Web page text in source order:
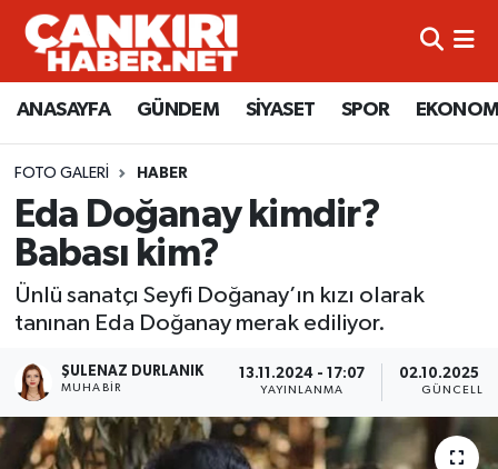
ANASAYFA GÜNDEM SİYASET SPOR
FOTO GALERI HABER
Eda Doğanay kimdir?
Babası kim?
Ünlü sanatçı Seyfi Doğanay’ın kızı olarak
tanınan Eda Doğanay merak ediliyor.
ŞULENAZ DURLANIK
MUHABIR
13.11.2024 - 17:07
YAYINLANMA
02.10.2025 -
ANASAYFA
GÜNDEM
SİYASET
SPOR
EKONOMİ
EĞİTİM
RESMİ İLANLAR
Künye
İletişim
Gizlilik Sözleşmesi
BİYOGRAFİLER
EKONOMİ
GENEL
GÜNDEM
Merkez Hava Durumu
Merkez Trafik Yoğunluk Haritası
Süper Lig Puan Durumu ve Fikstür
Tüm Manşetler
Son Dakika Haberleri
Haber Arşivi